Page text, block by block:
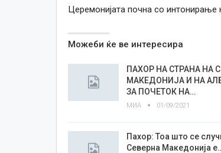
Церемонијата почна со интонирање
Можеби ќе ве интересира
ПАХОР НА СТРАНА НА С
МАКЕДОНИЈА И НА
ЗА ПОЧЕТОК НА…
МИА 01/09/2021
Пахор: Тоа што се
Северна Македонија